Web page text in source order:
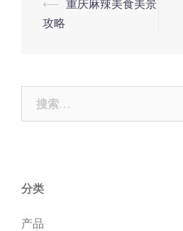
navigation
⟵ 重庆麻辣美食美景
攻略
索：
分类
产品